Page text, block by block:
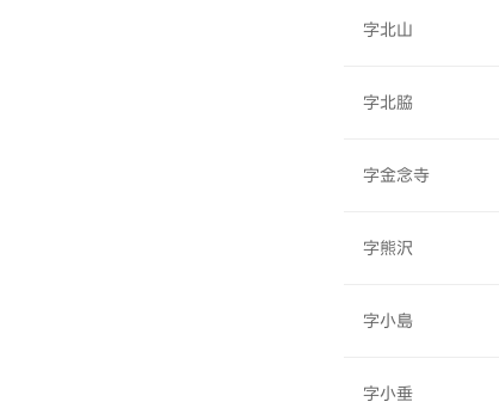
字北山
字北脇
字金念寺
字熊沢
字小島
字小垂